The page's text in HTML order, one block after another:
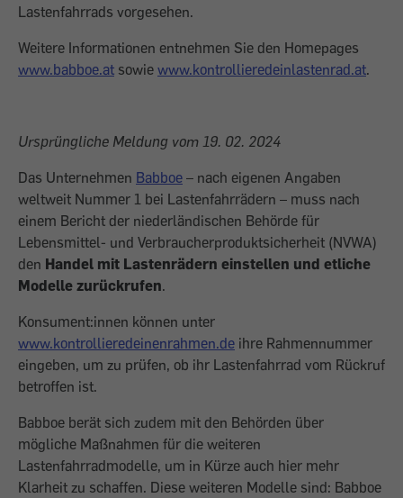
Lastenfahrrads vorgesehen.
Weitere Informationen entnehmen Sie den Homepages
www.babboe.at sowie www.kontrollieredeinlastenrad.at.
Ursprüngliche Meldung vom 19. 02. 2024
Das Unternehmen Babboe – nach eigenen Angaben
weltweit Nummer 1 bei Lastenfahrrädern – muss nach
einem Bericht der niederländischen Behörde für
Lebensmittel- und Verbraucherproduktsicherheit (NVWA)
den Handel mit Lastenrädern einstellen und etliche
Modelle zurückrufen.
Konsument:innen können unter
www.kontrollieredeinenrahmen.de ihre Rahmennummer
eingeben, um zu prüfen, ob ihr Lastenfahrrad vom Rückruf
betroffen ist.
Babboe berät sich zudem mit den Behörden über
mögliche Maßnahmen für die weiteren
Lastenfahrradmodelle, um in Kürze auch hier mehr
Klarheit zu schaffen. Diese weiteren Modelle sind: Babboe